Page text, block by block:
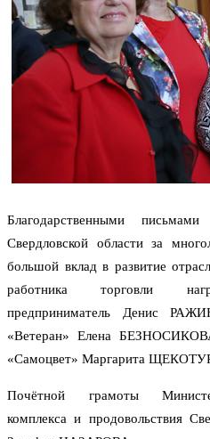
Благодарственными письмами
Свердловской области за
большой вклад в развитие
работника торговли
предприниматель Денис
«Ветеран» Елена
«Самоцвет» Маргарита
Почётной грамоты
комплекса и продовольствия